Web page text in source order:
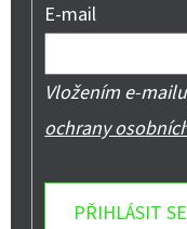
E-mail
Vložením e-
ochrany
PŘIHLÁSIT SE